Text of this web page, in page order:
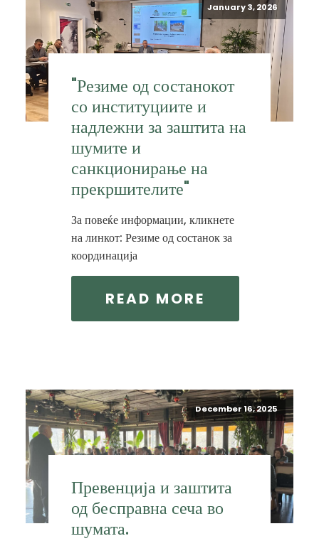
January 3, 2026
"Резиме од состанокот
со институциите и
надлежни за заштита на
шумите и
санкционирање на
прекршителите"
За повеќе информации, кликнете
на линкот: Резиме од состанок за
координација
READ MORE
December 16, 2025
Превенција и заштита
од бесправна сеча во
шумата.